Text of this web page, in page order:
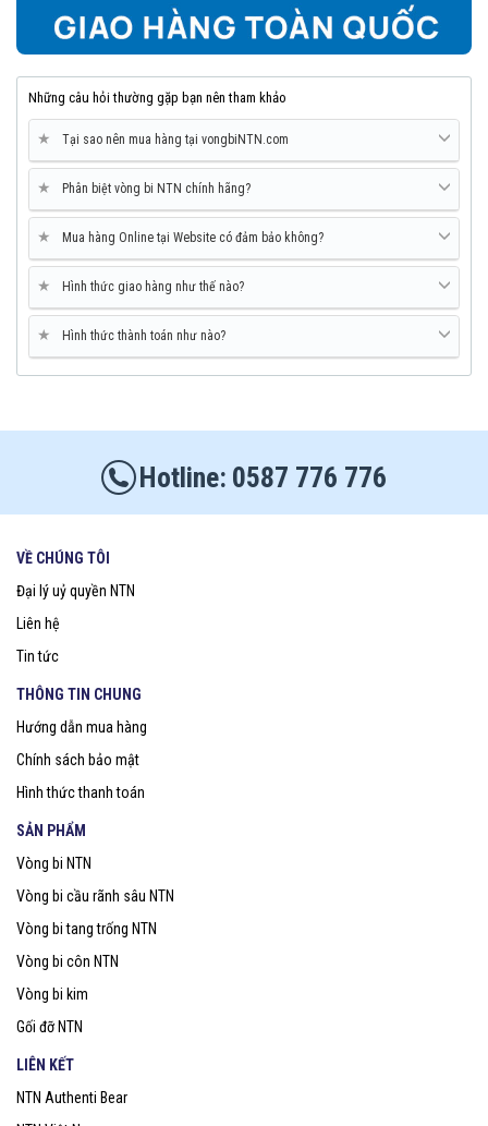
Những câu hỏi thường gặp bạn nên tham khảo
★ Tại sao nên mua hàng tại vongbiNTN.com
★ Phân biệt vòng bi NTN chính hãng?
★ Mua hàng Online tại Website có đảm bảo không?
★ Hình thức giao hàng như thế nào?
★ Hình thức thành toán như nào?
0587 776 776
VỀ CHÚNG TÔI
Đại lý uỷ quyền NTN
Liên hệ
Tin tức
THÔNG TIN CHUNG
Hướng dẫn mua hàng
Chính sách bảo mật
Hình thức thanh toán
SẢN PHẨM
Vòng bi NTN
Vòng bi cầu rãnh sâu NTN
Vòng bi tang trống NTN
Vòng bi côn NTN
Vòng bi kim
Gối đỡ NTN
LIÊN KẾT
NTN Authenti Bear